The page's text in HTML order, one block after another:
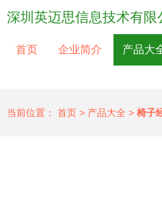
深圳英迈思信息技术有限
首页 企业简介 产品大
当前位置： 首页 > 产品大全 > 椅子